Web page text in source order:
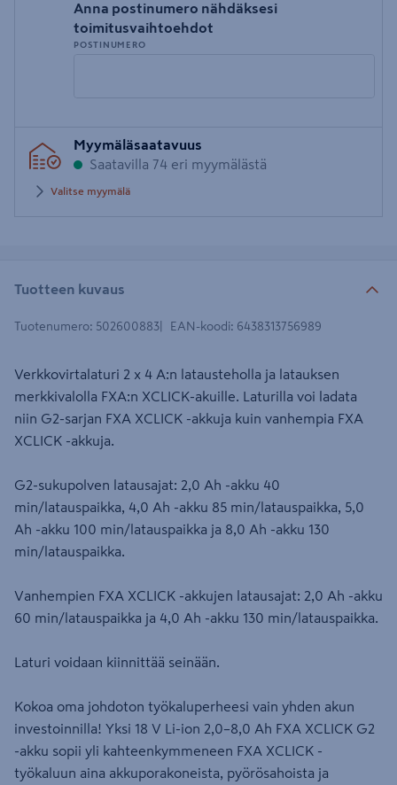
Anna postinumero nähdäksesi
toimitusvaihtoehdot
POSTINUMERO
postinumero
Myymäläsaatavuus
Saatavilla 74 eri myymälästä
Valitse myymälä
Tuotteen kuvaus
Tuotenumero: 502600883 EAN-koodi: 6438313756989
Verkkovirtalaturi 2 x 4 A:n latausteholla ja latauksen
merkkivalolla FXA:n XCLICK-akuille. Laturilla voi ladata
niin G2-sarjan FXA XCLICK -akkuja kuin vanhempia FXA
XCLICK -akkuja.
G2-sukupolven latausajat: 2,0 Ah -akku 40
min/latauspaikka, 4,0 Ah -akku 85 min/latauspaikka, 5,0
Ah -akku 100 min/latauspaikka ja 8,0 Ah -akku 130
min/latauspaikka.
Vanhempien FXA XCLICK -akkujen latausajat: 2,0 Ah -akku
60 min/latauspaikka ja 4,0 Ah -akku 130 min/latauspaikka.
Laturi voidaan kiinnittää seinään.
Kokoa oma johdoton työkaluperheesi vain yhden akun
investoinnilla! Yksi 18 V Li-ion 2,0–8,0 Ah FXA XCLICK G2
-akku sopii yli kahteenkymmeneen FXA XCLICK -
työkaluun aina akkuporakoneista, pyörösahoista ja